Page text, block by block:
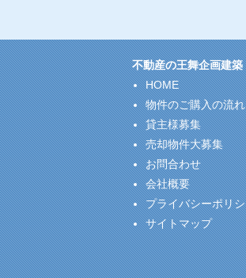
不動産の王舞企画建築
HOME
物件のご購入の流れ
貸主様募集
売却物件大募集
お問合わせ
会社概要
プライバシーポリ
サイトマップ